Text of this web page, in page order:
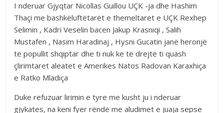
I nderuar Gjyqtar Nicollas Guillou UÇK -ja dhe Hashim
Thaçi me bashkëluftëtarët e themeltaret e UÇK Rexhep
Selimin , Kadri Veselin bacen Jakup Krasniqi , Salih
Mustafen , Nasim Haradinaj , Hysni Gucatin janë heronjë
të popullit shqiptar dhe ti nuk ke të drejtë ti quash
çlirimtaret aleatet e Amerikes Natos Radovan Karaxhiça
e Ratko Mladiça
Duke refuzuar lirimin e tyre me kusht ju i nderuar
gjykates, na keni fyer rëndë me aludimet e juaja sepse